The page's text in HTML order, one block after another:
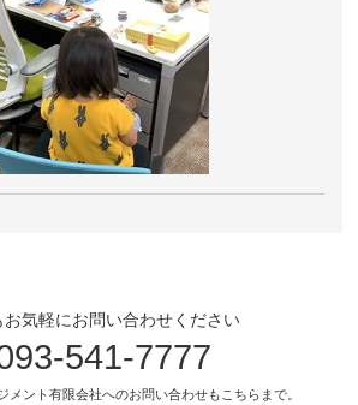
お気軽にお問い合わせください
541-7777
ント有限会社へのお問い合わせもこちらまで。